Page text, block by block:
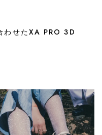
わせたXA PRO 3D